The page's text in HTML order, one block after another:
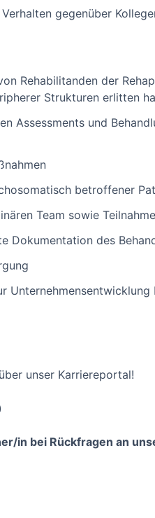
gegenüber
Rehabilitanden der
Strukturen erlitten
Assessments und
betroffener
Team sowie
Dokumentation des
unser Karriereportal!
in bei Rückfragen an